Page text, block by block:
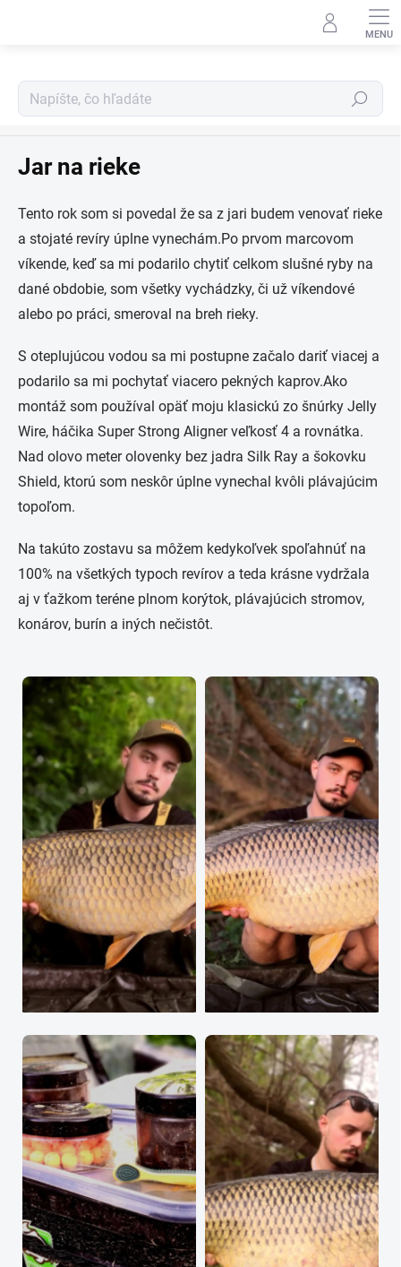
Hľadať
Blog
Jar na rieke
Tento rok som si povedal že sa z jari budem venovať rieke
a stojaté revíry úplne vynechám.Po prvom marcovom
víkende, keď sa mi podarilo chytiť celkom slušné ryby na
dané obdobie, som všetky vychádzky, či už víkendové
alebo po práci, smeroval na breh rieky.
S oteplujúcou vodou sa mi postupne začalo dariť viacej a
podarilo sa mi pochytať viacero pekných kaprov.Ako
montáž som používal opäť moju klasickú zo šnúrky Jelly
Wire, háčika Super Strong Aligner veľkosť 4 a rovnátka.
Nad olovo meter olovenky bez jadra Silk Ray a šokovku
Shield, ktorú som neskôr úplne vynechal kvôli plávajúcim
topoľom.
Na takúto zostavu sa môžem kedykoľvek spoľahnúť na
100% na všetkých typoch revírov a teda krásne vydržala
aj v ťažkom teréne plnom korýtok, plávajúcich stromov,
konárov, burín a iných nečistôt.